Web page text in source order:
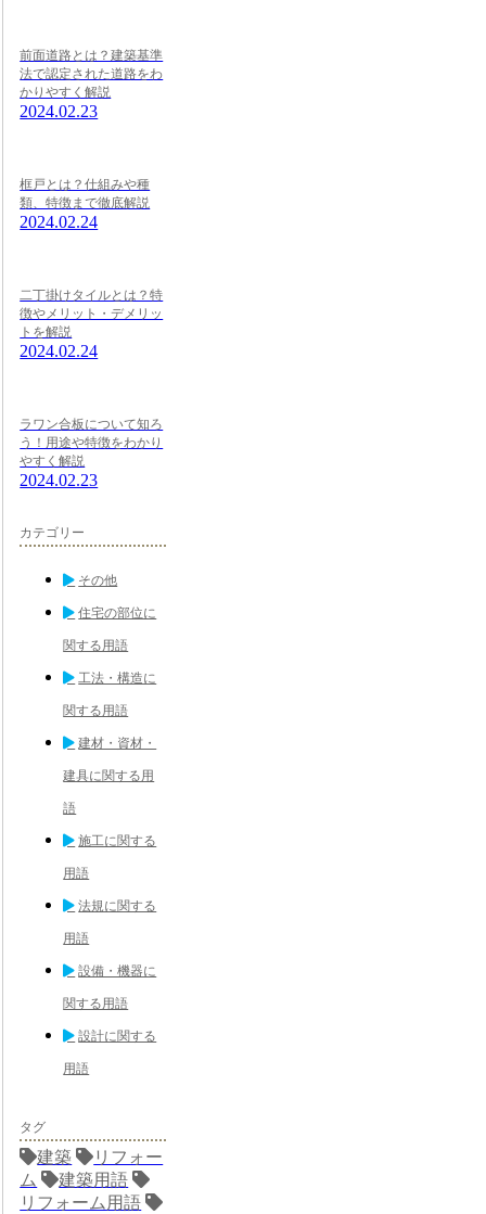
前面道路とは？建築基準
法で認定された道路をわ
かりやすく解説
2024.02.23
框戸とは？仕組みや種
類、特徴まで徹底解説
2024.02.24
二丁掛けタイルとは？特
徴やメリット・デメリッ
トを解説
2024.02.24
ラワン合板について知ろ
う！用途や特徴をわかり
やすく解説
2024.02.23
カテゴリー
その他
住宅の部位に
関する用語
工法・構造に
関する用語
建材・資材・
建具に関する用
語
施工に関する
用語
法規に関する
用語
設備・機器に
関する用語
設計に関する
用語
タグ
建築
リフォー
ム
建築用語
リフォーム用語